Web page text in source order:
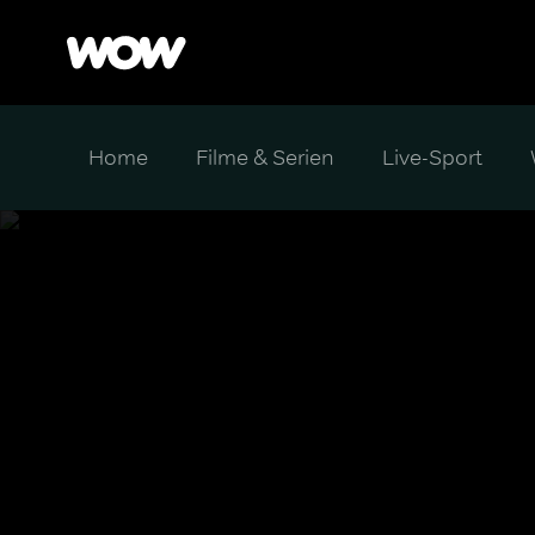
Home Filme & Serien Live-Sport